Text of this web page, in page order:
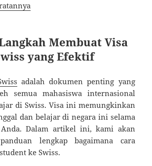
Membuat Visa
yang Efektif
adalah dokumen penting yang
semua mahasiswa internasional
di Swiss. Visa ini memungkinkan
dan belajar di negara ini selama
Dalam artikel ini, kami akan
lengkap bagaimana cara
ke Swiss.